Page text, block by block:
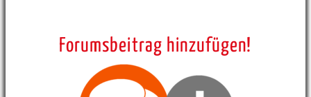
Forumsbeitrag hinzufügen!